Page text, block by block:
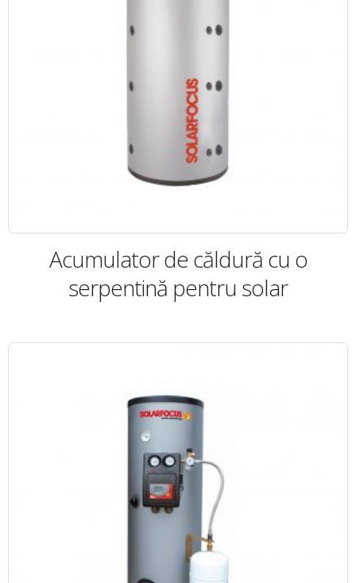
Acumulator de căldură cu o
serpentină pentru solar